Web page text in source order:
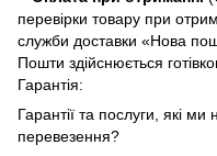
перевірки товару при
служби доставки «Нова
Пошти здійснюється
Гарантія:
Гарантії та послуги, які
перевезення?